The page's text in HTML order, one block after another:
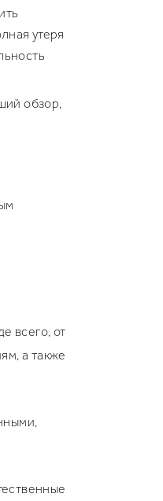
утеря
обзор,
всего, от
а также